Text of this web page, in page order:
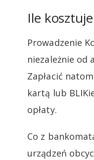
Ile
Prowadzenie
niezależnie od
Zapłacić
kartą lub
opłaty.
Co z
urządzeń